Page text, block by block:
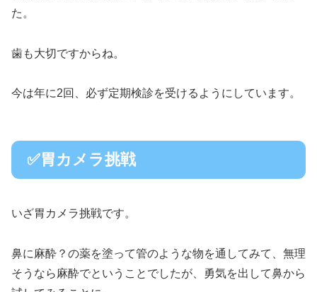
た。
歯も大切ですからね。
今は年に2回、必ず定期検診を受けるようにしています。
✅胃カメラ挑戦
いざ胃カメラ挑戦です。
鼻に麻酔？の薬を塗って管のような物を通してみて、無理
そうなら麻酔でということでしたが、勇気を出して鼻から